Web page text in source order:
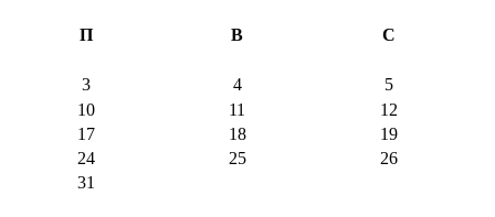
П В С
3 4
5
10
11
12
17
18
19
24
25
26
31